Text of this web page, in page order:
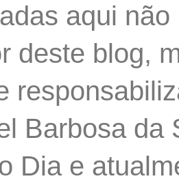
aqui
deste blog,
Barbosa da
Dia e